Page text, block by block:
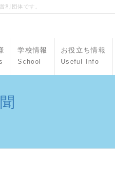
利団体です。
学校情報
School
お役立ち情報
Useful Info